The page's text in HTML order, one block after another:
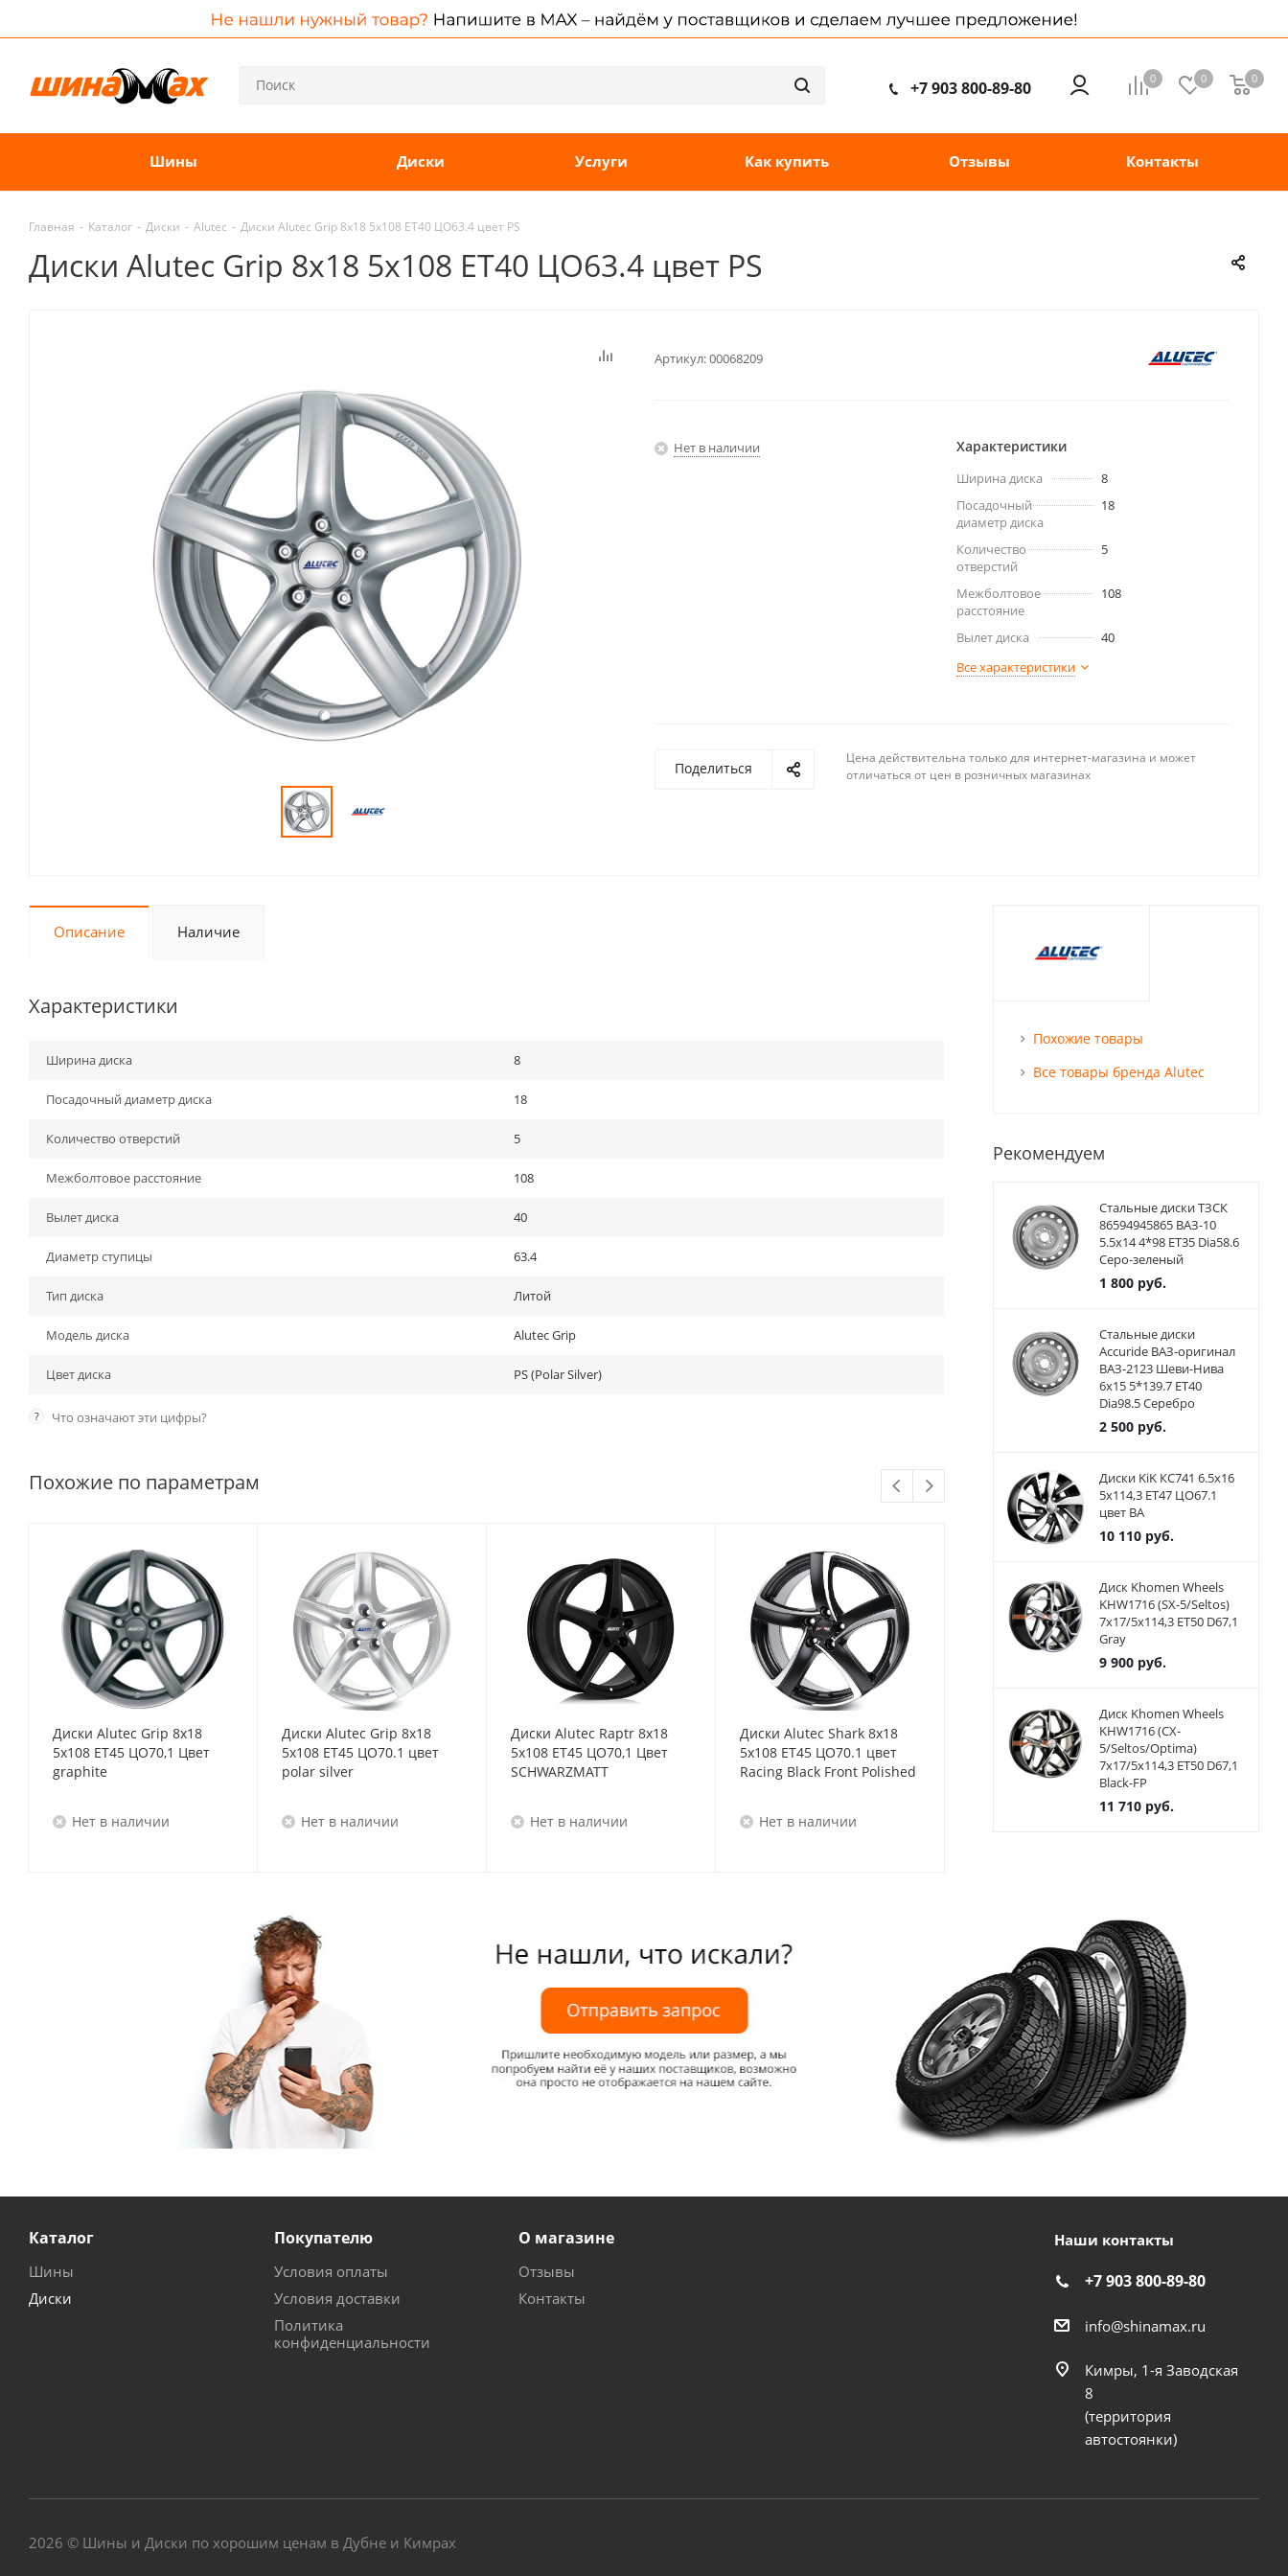
0 0 0
+7 903 800-89-80
Шины Диски Услуги Как купить Отзывы Контакты
Главная - Каталог - Диски - Alutec - Диски Alutec Grip 8x18 5x108 ET40 ЦО63.4 цвет PS
Диски Alutec Grip 8x18 5x108 ET40 ЦО63.4 цвет PS
Артикул:00068209
Нет в наличии Характеристики
Ширина диска
8
Посадочный
диаметр диска
18
Количество
отверстий
5
Межболтовое
расстояние
108
Вылет диска
40
Все характеристики
Поделиться
Цена действительна только для интернет-магазина и может
отличаться от цен в розничных магазинах
Описание Наличие
Характеристики
Ширина диска 8
Посадочный диаметр диска 18
Количество отверстий 5
Межболтовое расстояние 108
Вылет диска 40
Диаметр ступицы 63.4
Тип диска Литой
Модель диска Alutec Grip
Цвет диска PS (Polar Silver)
? Что означают эти цифры?
Похожие по параметрам
Диски Alutec Grip 8x18
5x108 ET45 ЦО70,1 Цвет
graphite
Нет в наличии
Диски Alutec Grip 8x18
5x108 ET45 ЦО70.1 цвет
polar silver
Нет в наличии
Диски Alutec Raptr 8x18
5x108 ET45 ЦО70,1 Цвет
SCHWARZMATT
Нет в наличии
Диски Alutec Shark 8x18
5x108 ET45 ЦО70.1 цвет
Racing Black Front Polished
Нет в наличии
Диски Alutec Tormenta
8x18 5x108 ET42 ЦО63.4
цвет DBFP
цвет DBFP
Похожие товары
Все товары бренда Alutec
Рекомендуем
Стальные диски ТЗСК
86594945865 ВАЗ-10
5.5x14 4*98 ET35 Dia58.6
Серо-зеленый
1 800руб.
Стальные диски
Accuride ВАЗ-оригинал
ВАЗ-2123 Шеви-Нива
6x15 5*139.7 ET40
Dia98.5 Серебро
2 500руб.
Диски KiK КС741 6.5x16
5x114,3 ET47 ЦО67.1
цвет BA
10 110руб.
Диск Khomen Wheels
KHW1716 (SX-5/Seltos)
7x17/5x114,3 ET50 D67,1
Gray
9 900руб.
Диск Khomen Wheels
KHW1716 (CX-
5/Seltos/Optima)
7x17/5x114,3 ET50 D67,1
Black-FP
11 710руб.
Каталог
Шины
Диски
Покупателю
Условия оплаты
Условия доставки
Политика
конфиденциальности
О магазине
Отзывы
Контакты
Наши контакты
+7 903 800-89-80
info@shinamax.ru
Кимры, 1-я Заводская
8
(территория
автостоянки)
2026 © Шины и Диски по хорошим ценам в Дубне и Кимрах